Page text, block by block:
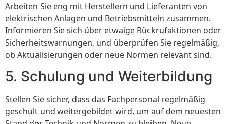
Arbeiten Sie eng mit Herstellern und Lieferanten von
elektrischen Anlagen und Betriebsmitteln zusammen.
Informieren Sie sich über etwaige Rückrufaktionen oder
Sicherheitswarnungen, und überprüfen Sie regelmäßig,
ob Aktualisierungen oder neue Normen relevant sind.
5. Schulung und Weiterbildung
Stellen Sie sicher, dass das Fachpersonal regelmäßig
geschult und weitergebildet wird, um auf dem neuesten